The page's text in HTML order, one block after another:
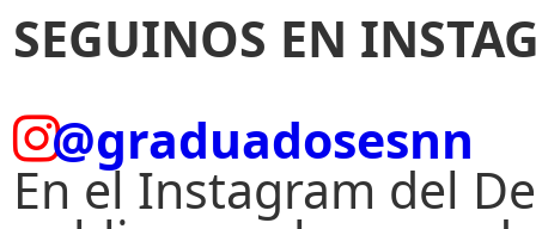
SEGUINOS EN
@graduadosesnn
En el Instagram del